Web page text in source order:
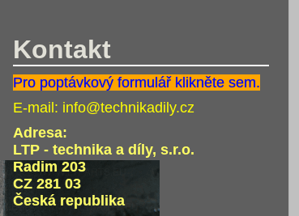
Kontakt
Pro poptávkový formulář klikněte sem.
E-mail: info@technikadily.cz
Adresa:
LTP - technika a díly, s.r.o.
Radim 203
CZ 281 03
Česká republika